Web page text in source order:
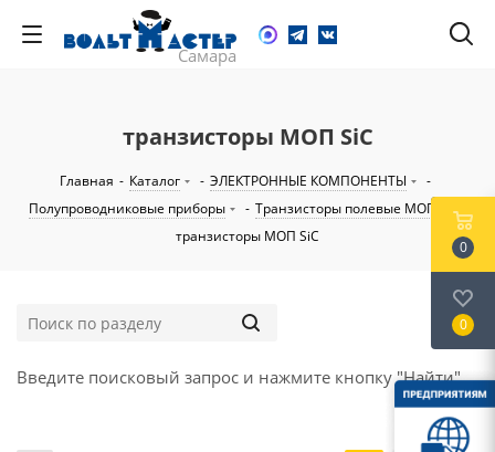
транзисторы МОП SiC
Главная - Каталог - ЭЛЕКТРОННЫЕ КОМПОНЕНТЫ
-
Полупроводниковые приборы
- Транзисторы полевые МОП
-
транзисторы МОП SiC
Введите поисковый запрос и нажмите кнопку "Найти".
0
0